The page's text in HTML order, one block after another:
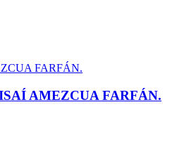
AMEZCUA FARFÁN.